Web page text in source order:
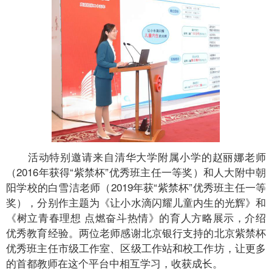
活动特别邀请来自清华大学附属小学的赵丽娜老师
（2016年获得“紫禁杯”优秀班主任一等奖）和人大附中朝
阳学校的白雪洁老师（2019年获“紫禁杯”优秀班主任一等
奖），分别作主题为《让小水滴闪耀儿童内生的光辉》和
《树立青春理想 点燃奋斗热情》的育人方略展示，介绍
优秀教育经验。两位老师感谢北京银行支持的北京紫禁杯
优秀班主任市级工作室、区级工作站和校工作坊，让更多
的首都教师在这个平台中相互学习，收获成长。